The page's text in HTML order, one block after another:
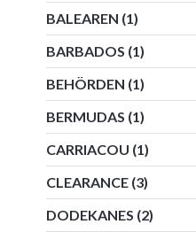
BALEAREN (1)
BARBADOS (1)
BEHÖRDEN (1)
BERMUDAS (1)
CARRIACOU (1)
CLEARANCE (3)
DODEKANES (2)